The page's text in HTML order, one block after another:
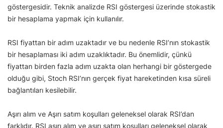
göstergesidir. Teknik analizde RSI göstergesi üzerinde stokastik
bir hesaplama yapmak için kullanılır.
RSI fiyattan bir adım uzaktadır ve bu nedenle RSI’nın stokastik
bir hesaplaması iki adım uzaklıktadır. Bu önemlidir, çünkü
fiyattan birden fazla adım uzakta olan herhangi bir göstergede
olduğu gibi, Stoch RSI’nın gerçek fiyat hareketinden kısa süreli
bağlantıları kesilebilir.
Aşırı alım ve Aşırı satım koşulları geleneksel olarak RSI’dan
farklıdır. RSI aşırı alım ve aşırı satım koşulları geleneksel olarak